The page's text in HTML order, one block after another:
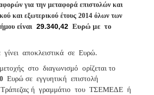
για την μεταφορά επιστολών και
και εξωτερικού έτους 2014 όλων των
είναι 29.340,42 Ευρώ με το
γίνει αποκλειστικά σε Ευρώ.
στο διαγωνισμό ορίζεται το
Ευρώ σε εγγυητική επιστολή
ή γραμμάτιο του ΤΣΕΜΕΔΕ ή